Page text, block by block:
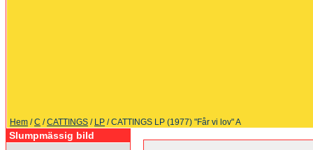
Hem /C /CATTINGS / LP / CATTINGS LP (1977) "Får vi lov" A
Slumpmässig bild